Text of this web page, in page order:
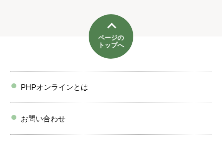
ページの
トップへ
PHPオンラインとは
お問い合わせ